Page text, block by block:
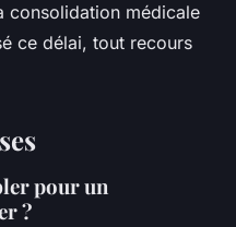
consolidation médicale
ce délai, tout recours
pour un
?